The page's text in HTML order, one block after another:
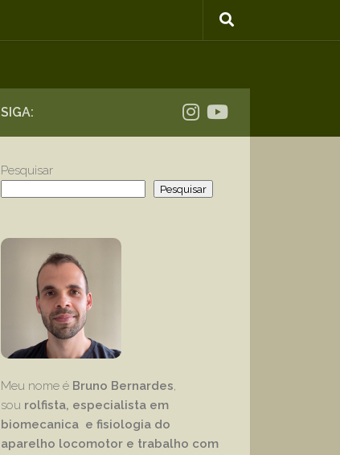
SIGA:
Pesquisar
Pesquisar
Meu nome é Bruno Bernardes,
sou rolfista, especialista em
biomecanica e fisiologia do
aparelho locomotor e trabalho com